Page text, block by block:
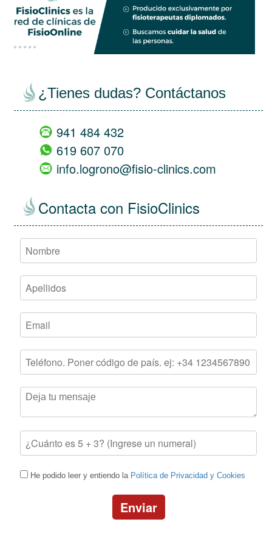
¿Tienes dudas? Contáctanos
941 484 432
619 607 070
info.logrono@fisio-clinics.com
Contacta con FisioClinics
He podido leer y entiendo la Política de Privacidad y Cookies
Enviar